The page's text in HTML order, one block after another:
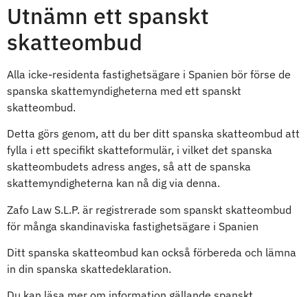
Utnämn ett spanskt
skatteombud
Alla icke-residenta fastighetsägare i Spanien bör förse de
spanska skattemyndigheterna med ett spanskt
skatteombud.
Detta görs genom, att du ber ditt spanska skatteombud att
fylla i ett specifikt skatteformulär, i vilket det spanska
skatteombudets adress anges, så att de spanska
skattemyndigheterna kan nå dig via denna.
Zafo Law S.L.P. är registrerade som spanskt skatteombud
för många skandinaviska fastighetsägare i Spanien
Ditt spanska skatteombud kan också förbereda och lämna
in din spanska skattedeklaration.